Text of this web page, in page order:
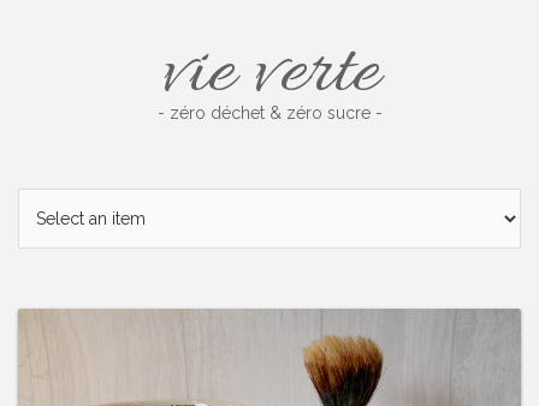
vie verte
- zéro déchet & zéro sucre -